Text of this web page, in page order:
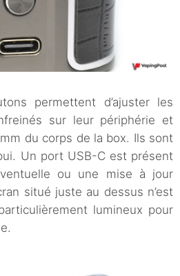
permettent d’ajuster les
sur leur périphérie et
du corps de la box. Ils sont
Un port USB-C est présent
ou une mise à jour
situé juste au dessus n’est
lumineux pour